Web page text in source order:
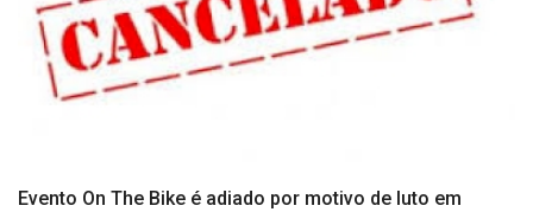
Evento On The Bike é adiado por motivo de luto em